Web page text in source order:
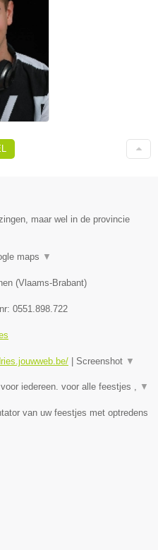
maar wel in de provincie
maps ▼
(Vlaams-Brabant)
0551.898.722
| Screenshot ▼
iedereen. voor alle feestjes , ▼
van uw feestjes met optredens